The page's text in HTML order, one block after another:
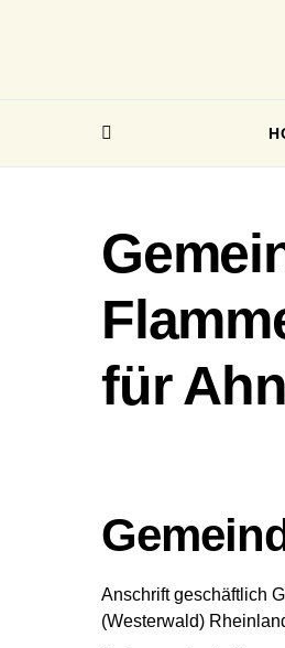
für
Anschrift geschäftlich
(Westerwald)